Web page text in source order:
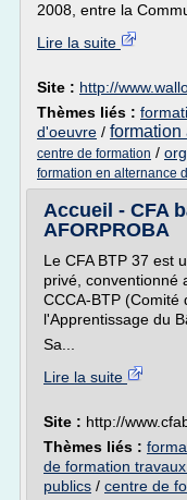
2008, entre la
Lire la suite
Site : http://
Thèmes liés :
d'oeuvre / formation
centre de formation /
formation en alternance
Accueil - CFA
AFORPROBA
Le CFA BTP 37 est
privé, conventionné
CCCA-BTP (Comité
l'Apprentissage du
Sa...
Lire la suite
Site : http://
Thèmes liés :
de formation
publics / centre de